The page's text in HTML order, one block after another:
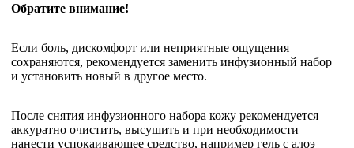
Обратите внимание!
Если боль, дискомфорт или неприятные ощущения
сохраняются, рекомендуется заменить инфузионный набор
и установить новый в другое место.
После снятия инфузионного набора кожу рекомендуется
аккуратно очистить, высушить и при необходимости
нанести успокаивающее средство, например гель с алоэ